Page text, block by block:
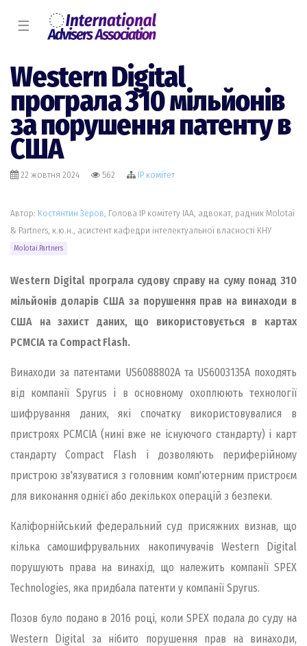
☰
Western Digital
програла 310 мільйонів
за порушення патенту в
США
22 жовтня 2024 562 IP комiтет
Автор: Костянтин Зеров , Голова IP комітету IAA, адвокат, радник Molotai
& Partners, к.ю.н., асистент кафедри інтелектуальної власності КНУ
Molotai.Partners
Western Digital програла судову справу на суму понад 310
мільйонів доларів США за порушення прав на винаходи в
США на захист даних, що використовується в картах
PCMCIA та Compact Flash.
Винаходи за патентами US6088802A та US6003135A походять
від компанії Spyrus і в основному охоплюють технології
шифрування даних, які спочатку використовувалися в
пристроях PCMCIA (нині вже не існуючого стандарту) і карт
стандарту Compact Flash і дозволяють периферійному
пристрою зв'язуватися з головним комп'ютерним пристроєм
для виконання однієї або декількох операцій з безпеки.
Каліфорнійський федеральний суд присяжних визнав, що
кілька самошифрувальних накопичувачів Western Digital
порушують права на винахід, що належить компанії SPEX
Technologies, яка придбала патенти у компанії Spyrus.
Позов було подано в 2016 році, коли SPEX подала до суду на
Western Digital за нібито порушення прав на винаходи,